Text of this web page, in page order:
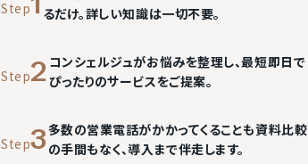
Step
るだけ。詳しい知識は一切不要。
Step2 コンシェルジュがお悩みを整理し、最短即日で
ぴったりのサービスをご提案。
Step3多数の営業電話がかかってくることも資料比較
の手間もなく、導入まで伴走します。